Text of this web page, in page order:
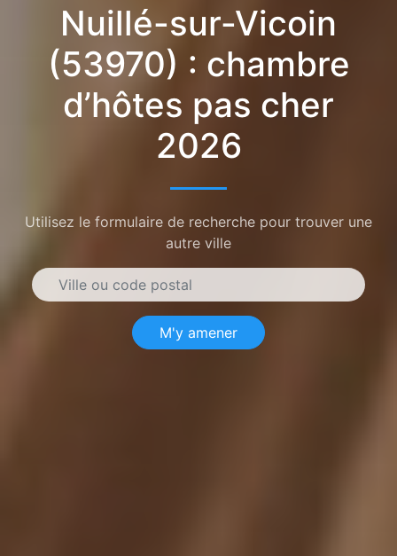
Nuillé-sur-Vicoin
(53970) : chambre
d’hôtes pas cher
2026
Utilisez le formulaire de recherche pour trouver une
autre ville
M'y amener